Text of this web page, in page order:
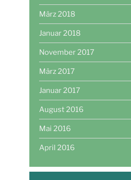
März 2018
Januar 2018
November 2017
März 2017
Januar 2017
August 2016
Mai 2016
April 2016